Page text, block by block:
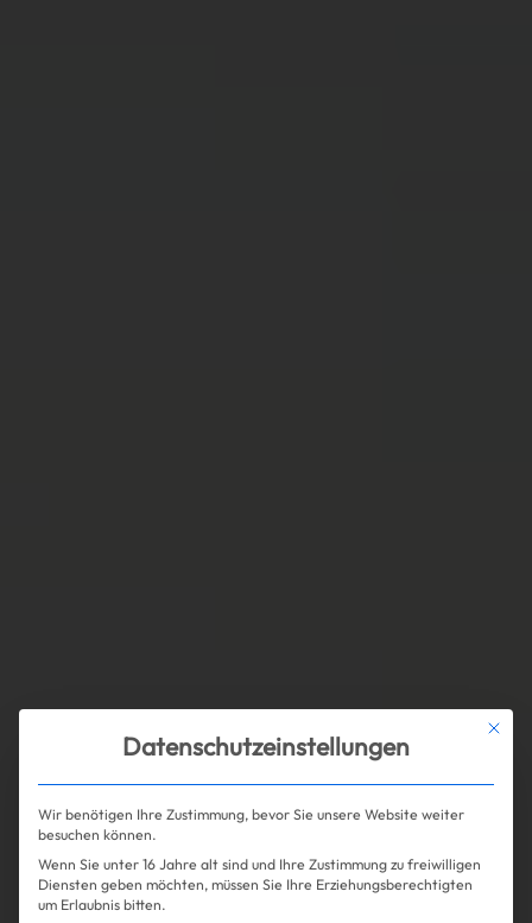
Mit
Datenschutzeinstellungen
Wir benötigen Ihre Zustimmung, bevor Sie unsere Website weiter
besuchen können.
Wenn Sie unter 16 Jahre alt sind und Ihre Zustimmung zu freiwilligen
Diensten geben möchten, müssen Sie Ihre Erziehungsberechtigten
um Erlaubnis bitten.